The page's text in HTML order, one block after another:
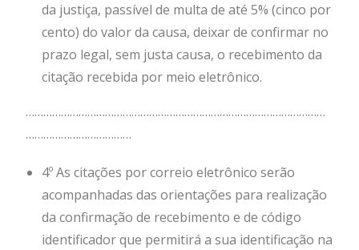
da justiça, passível de multa de até 5% (cinco por
cento) do valor da causa, deixar de confirmar no
prazo legal, sem justa causa, o recebimento da
citação recebida por meio eletrônico.
…………………………………………………………………………………………
………………………………
4º As citações por correio eletrônico serão
acompanhadas das orientações para realização
da confirmação de recebimento e de código
identificador que permitirá a sua identificação na